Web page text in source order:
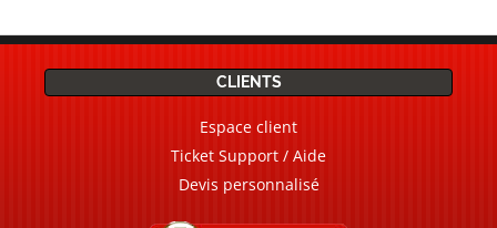
CLIENTS
Espace client
Ticket Support / Aide
Devis personnalisé